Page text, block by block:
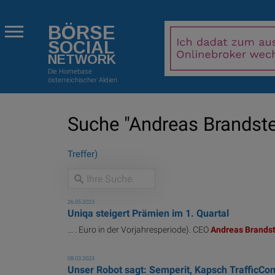
BÖRSE
SOCIAL
NETWORK
Die Homebase
österreichischer Aktien
Suche "Andreas
Treffer)
26.05.2023
Uniqa steigert Prämien im 1. Quartal
... . Euro in der Vorjahresperiode). CEOAndreas
08.03.2023
Unser Robot sagt: Semperit, Kapsch